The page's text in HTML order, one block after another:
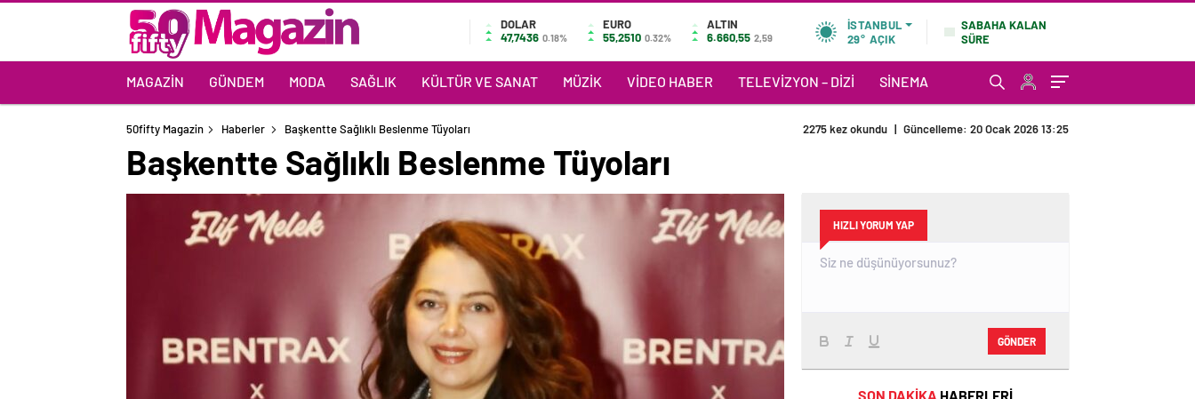
DOLAR
47,7436 0.18%
EURO
55,2510 0.32%
ALTIN
6.660,55 2,59
İSTANBUL
29° AÇIK
SABAHA KALAN
SÜRE
MAGAZIN GÜNDEM MODA SAĞLIK KÜLTÜR VE SANAT MÜZIK VIDEO HABER TELEVIZYON – DIZI SINEMA
50fifty Magazin Haberler Başkentte Sağlıklı Beslenme Tüyoları 2275 kez okundu | Güncelleme: 20 Ocak 2026 13:25
Başkentte Sağlıklı Beslenme Tüyoları
HIZLI YORUM YAP
GÖNDER
SON DAKİKA HABERLERİ